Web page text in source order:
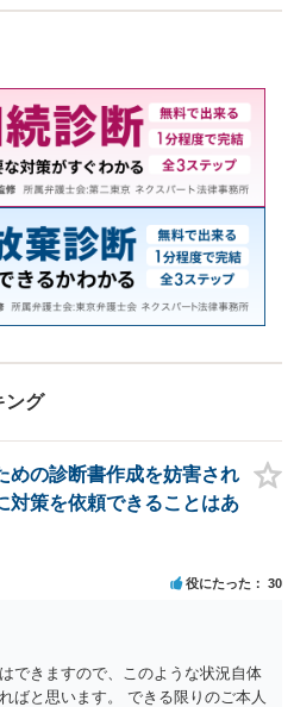
に誠実で真摯な対応
ング
めの診断書作成を妨害され
対策を依頼できることはあ
役にたった 30
できますので、このような状況自体
ばと思います。 できる限りのご本人